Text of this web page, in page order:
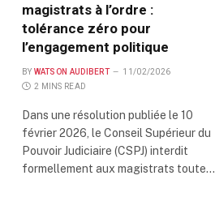
magistrats à l’ordre :
tolérance zéro pour
l’engagement politique
BY WATSON AUDIBERT
11/02/2026
2 MINS READ
Dans une résolution publiée le 10
février 2026, le Conseil Supérieur du
Pouvoir Judiciaire (CSPJ) interdit
formellement aux magistrats toute…